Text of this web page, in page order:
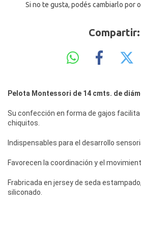
Si no te gusta, podés cambiarlo por
Compartir:
Pelota Montessori de 14 cmts. de
Su confección en forma de gajos facilita
chiquitos.
Indispensables para el desarrollo
Favorecen la coordinación y el
Frabricada en jersey de seda
siliconado.